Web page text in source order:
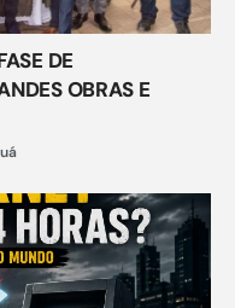
DE
OBRAS E